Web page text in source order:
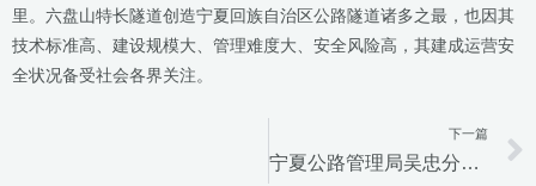
里。六盘山特长隧道创造宁夏回族自治区公路隧道诸多之最，也因其
技术标准高、建设规模大、管理难度大、安全风险高，其建成运营安
全状况备受社会各界关注。
下一篇
宁夏公路管理局吴忠分局高速路入口治超预检站工程（二标段）